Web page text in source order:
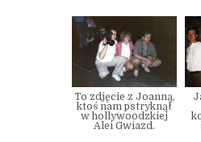
To zdjęcie z Joanną,
ktoś nam pstryknął
w hollywoodzkiej
Alei Gwiazd.